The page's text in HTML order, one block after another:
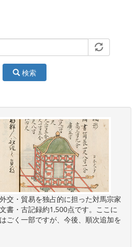
検索
交・貿易を独占的に担った対馬宗家
書・古記録約1,500点です。ここに
ごく一部ですが、今後、順次追加を